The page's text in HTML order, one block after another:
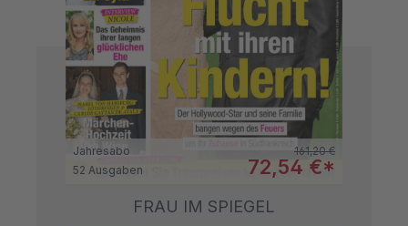
Jahresabo Regulärer Preis:
161,20 €
52 Ausgaben
Verkaufspreis:
72,54 €*
FRAU IM SPIEGEL